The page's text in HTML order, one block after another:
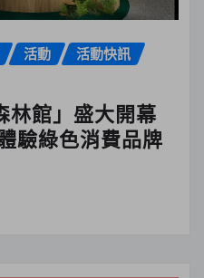
活動
活動快訊
林館」盛大開幕
驗綠色消費品牌